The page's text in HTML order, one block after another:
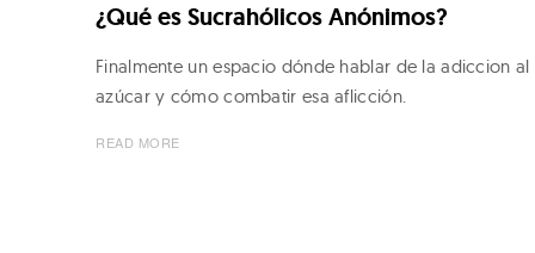
–
S
r
¿Qué es Sucrahólicos Anónimos?
Finalmente un espacio dónde hablar de la adiccion al
azúcar y cómo combatir esa aflicción.
READ MORE